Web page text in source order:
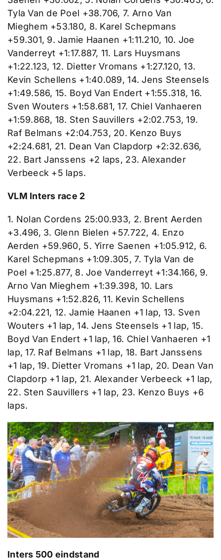
Tyla Van de Poel +38.706, 7. Arno Van
Mieghem +53.180, 8. Karel Schepmans
+59.301, 9. Jamie Haanen +1:11.210, 10. Joe
Vanderreyt +1:17.887, 11. Lars Huysmans
+1:22.123, 12. Dietter Vromans +1:27.120, 13.
Kevin Schellens +1:40.089, 14. Jens Steensels
+1:49.586, 15. Boyd Van Endert +1:55.318, 16.
Sven Wouters +1:58.681, 17. Chiel Vanhaeren
+1:59.868, 18. Sten Sauvillers +2:02.753, 19.
Raf Belmans +2:04.753, 20. Kenzo Buys
+2:24.681, 21. Dean Van Clapdorp +2:32.636,
22. Bart Janssens +2 laps, 23. Alexander
Verbeeck +5 laps.
VLM Inters race 2
1. Nolan Cordens 25:00.933, 2. Brent Aerden
+3.496, 3. Glenn Bielen +57.722, 4. Enzo
Aerden +59.960, 5. Yirre Saenen +1:05.912, 6.
Karel Schepmans +1:09.305, 7. Tyla Van de
Poel +1:25.877, 8. Joe Vanderreyt +1:34.166, 9.
Arno Van Mieghem +1:39.398, 10. Lars
Huysmans +1:52.826, 11. Kevin Schellens
+2:04.221, 12. Jamie Haanen +1 lap, 13. Sven
Wouters +1 lap, 14. Jens Steensels +1 lap, 15.
Boyd Van Endert +1 lap, 16. Chiel Vanhaeren +1
lap, 17. Raf Belmans +1 lap, 18. Bart Janssens
+1 lap, 19. Dietter Vromans +1 lap, 20. Dean Van
Clapdorp +1 lap, 21. Alexander Verbeeck +1 lap,
22. Sten Sauvillers +1 lap, 23. Kenzo Buys +6
laps.
Inters 500 eindstand